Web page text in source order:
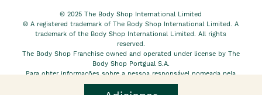
© 2025 The Body Shop International Limited
® A registered trademark of The Body Shop International Limited. A
trademark of the Body Shop International Limited. All rights
reserved.
The Body Shop Franchise owned and operated under license by The
Body Shop Portgual S.A.
Para obter informações sobre a pessoa responsável nomeada pela
The Body Shop International Limited EU, clique